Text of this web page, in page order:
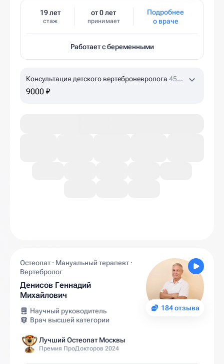
19 лет
стаж
от 0 лет
принимает
Подробнее
о враче
Работает с беременными
Консультация детского вертеброневролога 45
мин
9000 ₽
184 отзыва
Остеопат · Мануальный терапевт ·
Вертебролог
Денисов Геннадий
Михайлович
Научный руководитель
Врач высшей категории
Лучший Остеопат Москвы
Премия ПроДокторов 2024